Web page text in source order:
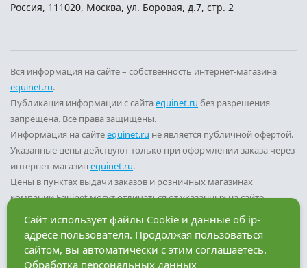
Россия, 111020, Москва, ул. Боровая, д.7, стр. 2
Вся информация на сайте – собственность интернет-магазина
equinet.ru.
Публикация информации с сайтаequinet.ru без разрешения
запрещена. Все права защищены.
Информация на сайтеequinet.ru не является публичной офертой.
Указанные цены действуют только при оформлении заказа через
интернет-магазин equinet.ru.
Цены в пунктах выдачи заказов и розничных магазинах
компании Equinet могут отличаться от указанных на сайте.
Вы принимаете условия
политики конфиденциальности
пользовательского соглашения
каждый раз, когда оставляете
свои данные в любой форме обратной связи на сайте
Сайт использует файлы Cookie и данные об ip-
адресе пользователя. Продолжая пользоваться
сайтом, вы автоматически с этим соглашаетесь.
Обработка персональных данных